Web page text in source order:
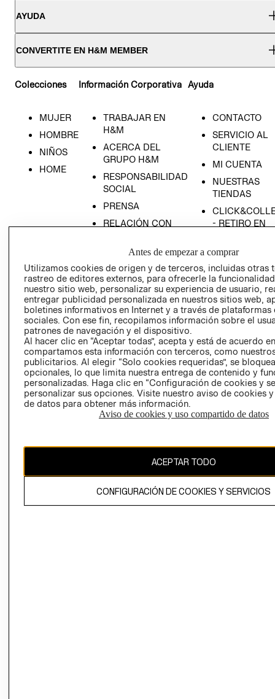
AYUDA
CONVERTITE EN H&M MEMBER
Colecciones
MUJER
HOMBRE
NIÑOS
HOME
Información Corporativa
TRABAJAR EN
H&M
ACERCA DEL
GRUPO H&M
RESPONSABILIDAD
SOCIAL
PRENSA
RELACIÓN CON
POLÍTICA
EMPRESARIAL
Ayuda
CONTACTO
SERVICIO AL
CLIENTE
MI CUENTA
NUESTRAS
TIENDAS
- RETIRO EN
TÉRMINOS Y
CONDICIONES
AVISO DE
PRIVACIDAD
GIFT CARD
COOKIES
CAMBIAR REGIÓN
El contenido de esta página web está protegido por copyright y es
Antes de empezar a comprar
Utilizamos cookies de origen y de terceros, incluidas otras
rastreo de editores externos, para ofrecerle la
nuestro sitio web, personalizar su experiencia de usuario,
entregar publicidad personalizada en nuestros sitios web,
boletines informativos en Internet y a través de plataformas
sociales. Con ese fin, recopilamos información sobre el
patrones de navegación y el dispositivo.
Al hacer clic en “Aceptar todas”, acepta y está de acuerdo
compartamos esta información con terceros, como
publicitarios. Al elegir “Solo cookies requeridas”, se
opcionales, lo que limita nuestra entrega de contenido y
personalizadas. Haga clic en “Configuración de cookies y
personalizar sus opciones. Visite nuestro aviso de cookies
de datos para obtener más información.
Aviso de cookies y uso compartido de datos
ACEPTAR TODO
CONFIGURACIÓN DE COOKIES Y SERVICIOS